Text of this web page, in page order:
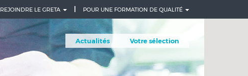
POUR UNE FORMATION DE QUALITÉ
REJOINDRE LE GRETA
Actualités Votre sélection